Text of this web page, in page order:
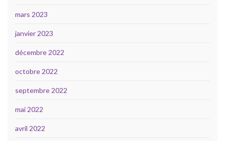
mars 2023
janvier 2023
décembre 2022
octobre 2022
septembre 2022
mai 2022
avril 2022